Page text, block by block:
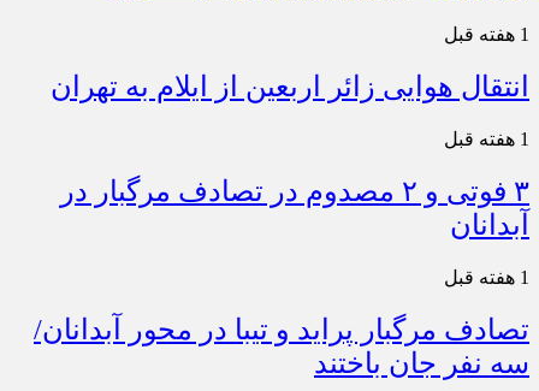
1 هفته قبل
انتقال هوایی زائر اربعین از ایلام به تهران
1 هفته قبل
۳ فوتی و ۲ مصدوم در تصادف مرگبار در
آبدانان
1 هفته قبل
تصادف مرگبار پراید و تیبا در محور آبدانان/
سه نفر جان باختند